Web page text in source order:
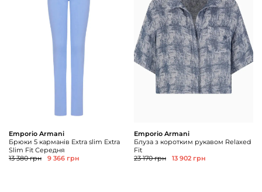
Emporio Armani
Брюки 5 карманів Extra slim Extra
Slim Fit Середня
13 380 грн
9 366 грн
Emporio Armani
Блуза з коротким рукавом Relaxed
Fit
23 170 грн
13 902 грн